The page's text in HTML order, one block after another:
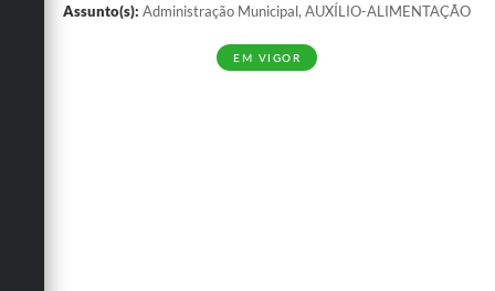
Conselho Tutelar.
Assunto(s): Administração Municipal, AUXÍLIO-ALIMENTAÇÃO
EM VIGOR